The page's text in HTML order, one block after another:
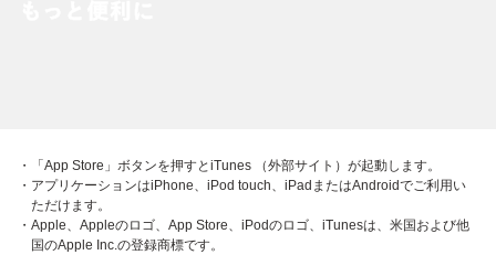
・「App Store」ボタンを押すとiTunes （外部サイト）が起動します。
・アプリケーションはiPhone、iPod touch、iPadまたはAndroidでご利用い
ただけます。
・Apple、Appleのロゴ、App Store、iPodのロゴ、iTunesは、米国および他
国のApple Inc.の登録商標です。